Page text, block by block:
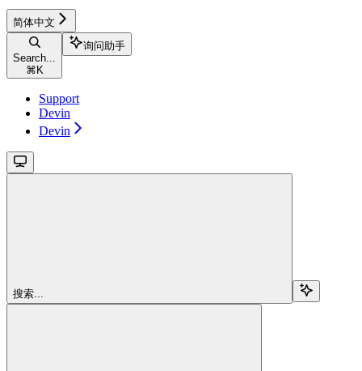
简体中文
Search...
⌘ K
询问助手
Support
Devin
Devin
搜索...